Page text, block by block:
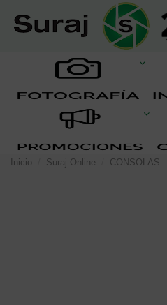
Inicio Suraj Online CONSOLAS